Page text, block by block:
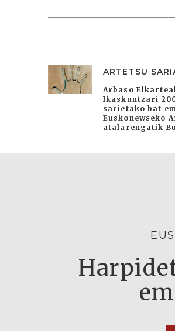
ARTETSU
Arbaso
Ikaskuntzari
sarietako bat
Euskonewseko
atalarengatik